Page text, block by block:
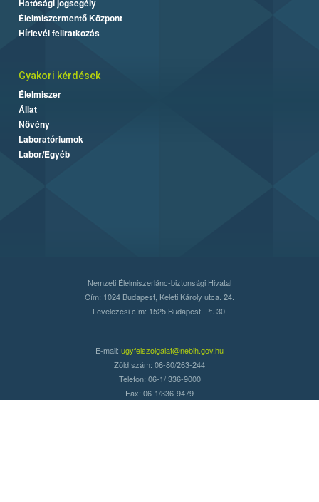
Hatósági jogsegély
Élelmiszermentő Központ
Hírlevél feliratkozás
Gyakori kérdések
Élelmiszer
Állat
Növény
Laboratóriumok
Labor/Egyéb
Nemzeti Élelmiszerlánc-biztonsági Hivatal
Cím: 1024 Budapest, Keleti Károly utca. 24.
Levelezési cím: 1525 Budapest. Pf. 30.
E-mail: ugyfelszolgalat@nebih.gov.hu
Zöld szám: 06-80/263-244
Telefon: 06-1/ 336-9000
Fax: 06-1/336-9479